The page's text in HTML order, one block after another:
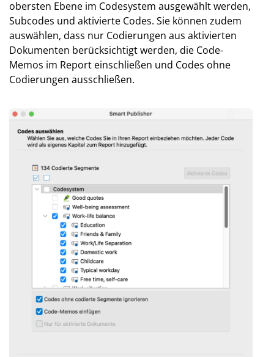
obersten Ebene im Codesystem ausgewählt werden,
Subcodes und aktivierte Codes. Sie können zudem
auswählen, dass nur Codierungen aus aktivierten
Dokumenten berücksichtigt werden, die Code-
Memos im Report einschließen und Codes ohne
Codierungen ausschließen.